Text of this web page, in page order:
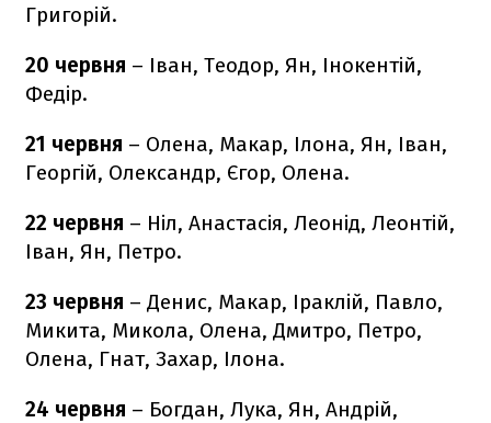
Григорій.
20 червня – Іван, Теодор, Ян, Інокентій,
Федір.
21 червня – Олена, Макар, Ілона, Ян, Іван,
Георгій, Олександр, Єгор, Олена.
22 червня – Ніл, Анастасія, Леонід, Леонтій,
Іван, Ян, Петро.
23 червня – Денис, Макар, Іраклій, Павло,
Микита, Микола, Олена, Дмитро, Петро,
Олена, Гнат, Захар, Ілона.
24 червня – Богдан, Лука, Ян, Андрій,